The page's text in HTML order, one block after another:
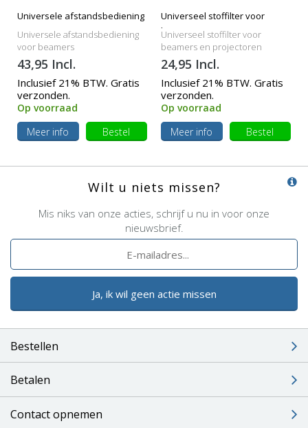
Universele afstandsbediening
Universele afstandsbediening
voor beamers
43,95 Incl.
Inclusief 21% BTW. Gratis
verzonden.
Op voorraad
Meer info
Bestel
Universeel stoffilter voor
beamers
Universeel stoffilter voor
beamers en projectoren
24,95 Incl.
Inclusief 21% BTW. Gratis
verzonden.
Op voorraad
Meer info
Bestel
Wilt u niets missen?
Mis niks van onze acties, schrijf u nu in voor onze
nieuwsbrief.
Ja, ik wil geen actie missen
Bestellen
Betalen
Contact opnemen